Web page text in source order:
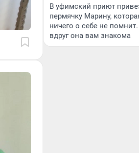
В уфимский приют
пермячку Марину,
ничего о себе не
вдруг она вам знакома